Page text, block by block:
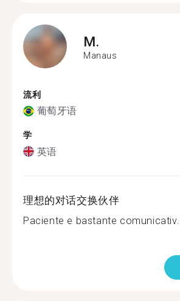
M.
Manaus
流利
葡萄牙语
学
英语
理想的对话交换伙伴
Paciente e bastante comunicativ...